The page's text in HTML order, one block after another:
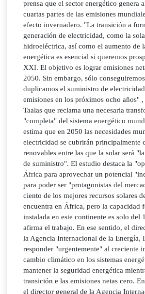
prensa que el sector energético genera
cuartas partes de las emisiones
efecto invernadero. "La transición a
generación de electricidad, como la
hidroeléctrica, así como el aumento de
energética es esencial si queremos
XXI. El objetivo es lograr emisiones
2050. Sin embargo, sólo
duplicamos el suministro de
emisiones en los próximos ocho años" ,
Taalas que reclama una necesaria
"completa" del sistema energético
estima que en 2050 las necesidades
electricidad se cubrirán principalmente
renovables entre las que la solar será
de suministro". El estudio destaca la
África para aprovechar un potencial
para poder ser "protagonistas del
ciento de los mejores recursos solares
encuentra en África, pero la capacidad
instalada en este continente es solo del
afirma el trabajo. En ese sentido, el
la Agencia Internacional de la Energía,
responder "urgentemente" al creciente
cambio climático en los sistemas
mantener la seguridad energética
transición e las emisiones netas cero.
el director general de la Agencia